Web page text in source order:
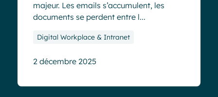
majeur. Les emails s’accumulent, les
documents se perdent entre l...
Digital Workplace & Intranet
2 décembre 2025